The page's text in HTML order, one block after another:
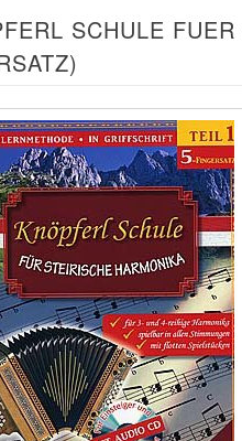
SCHULE